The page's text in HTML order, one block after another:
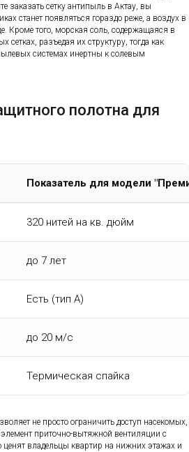
заказать сетку антипыль в Актау, вы
станет появляться гораздо реже, а воздух в
Кроме того, морская соль, содержащаяся в
сетках, разъедая их структуру, тогда как
системах инертны к солевым
полотна для
Показатель для модели
320 нитей на кв. дюйм
до 7 лет
Есть (тип А)
до 20 м/с
Термическая спайка
не просто ограничить доступ насекомых,
приточно-вытяжной вентиляции с
ценят владельцы квартир на нижних этажах и